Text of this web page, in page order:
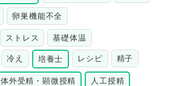
卵巣機能不全
ストレス 基礎体温
冷え 培養士 レシピ 精子
体外受精・顕微授精 人工授精